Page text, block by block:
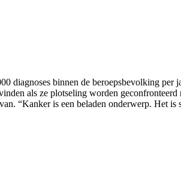
diagnoses binnen de beroepsbevolking per
als ze plotseling worden
“Kanker is een beladen onderwerp. Het is